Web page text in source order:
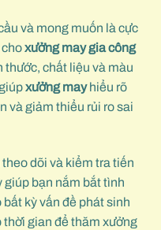
và mong muốn là cực
choxưởng may gia công
thước, chất liệu và màu
xưởng mayhiểu rõ
và giảm thiểu rủi ro sai
dõi và kiểm tra tiến
giúp bạn nắm bắt tình
kỳ vấn đề phát sinh
thời gian để thăm xưởng